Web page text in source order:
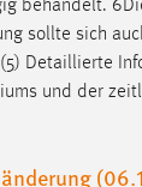
der
Bachelorarbeitist
darf mit
behandelt.
und der